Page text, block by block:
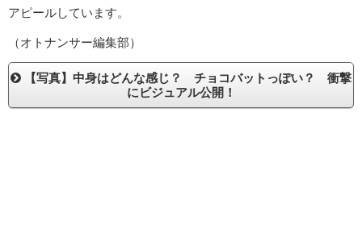
アピールしています。
（オトナンサー編集部）
【写真】中身はどんな感じ？ チョコバットっぽい？ 衝撃
にビジュアル公開！